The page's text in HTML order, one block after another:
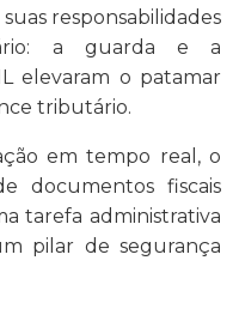
responsabilidades
a guarda e a
elevaram o patamar
tributário.
em tempo real, o
documentos fiscais
tarefa administrativa
pilar de segurança